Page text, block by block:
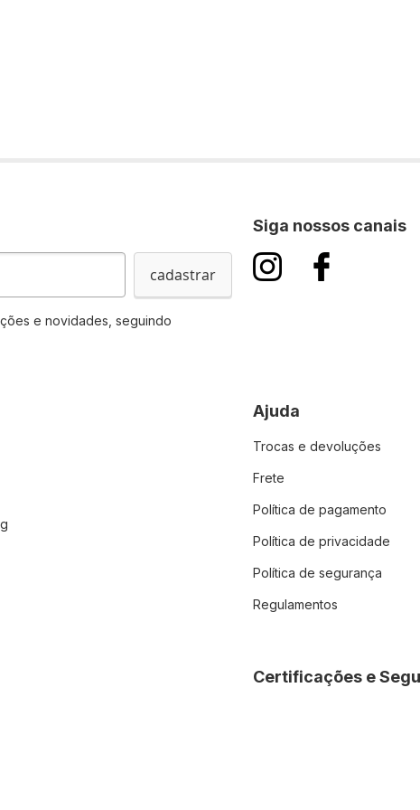
cadastrar
e novidades, seguindo
Siga nossos canais
Ajuda
Trocas e devoluções
Frete
Política de pagamento
Política de privacidade
Política de segurança
Regulamentos
Certificações e